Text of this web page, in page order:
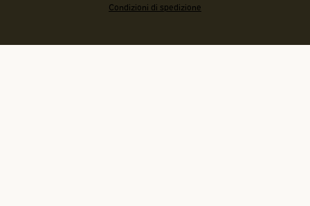
Condizioni di spedizione